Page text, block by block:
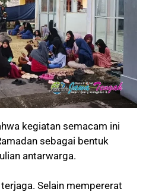
kegiatan semacam ini
sebagai bentuk
antarwarga.
Selain mempererat